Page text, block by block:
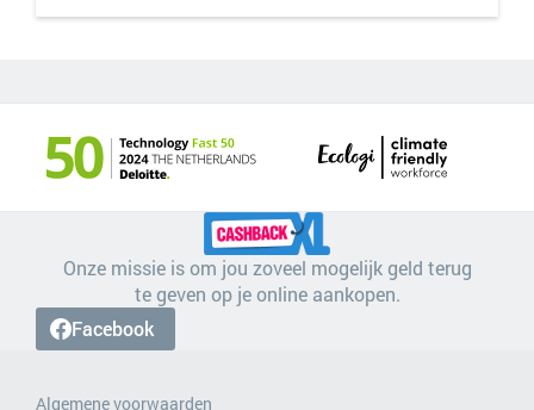
Onze missie is om jou zoveel mogelijk geld terug
te geven op je online aankopen.
Facebook
Algemene voorwaarden